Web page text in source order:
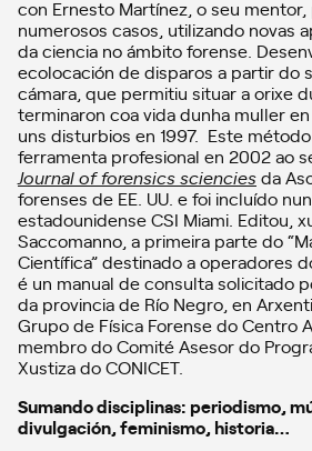
con Ernesto Martínez, o seu
numerosos casos, utilizando novas
da ciencia no ámbito forense.
ecolocación de disparos a partir do
cámara, que permitiu situar a orixe
terminaron coa vida dunha muller
uns disturbios en 1997. Este
ferramenta profesional en 2002 ao
Journal of forensics scienciesda
forenses de EE. UU. e foi incluído
estadounidense CSI Miami. Editou,
Saccomanno, a primeira parte do
Científica” destinado a operadores
é un manual de consulta solicitado
da provincia de Río Negro, en
Grupo de Física Forense do Centro
membro do Comité Asesor do
Xustiza do CONICET.
Sumando disciplinas: periodismo,
divulgación, feminismo, historia…